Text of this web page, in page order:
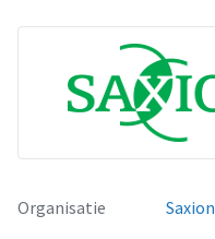
Organisatie
Saxion